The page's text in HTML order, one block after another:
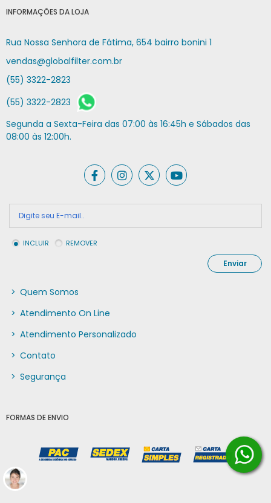
INFORMAÇÕES DA LOJA
Rua Nossa Senhora de Fátima, 654 bairro bonini 1
vendas@globalfilter.com.br
(55) 3322-2823
(55) 3322-2823
Segunda a Sexta-Feira das 07:00 às 16:45h e Sábados das
08:00 às 12:00h.
INCLUIR REMOVER
Enviar
> Quem Somos
> Atendimento On Line
> Atendimento Personalizado
> Contato
> Segurança
FORMAS DE ENVIO